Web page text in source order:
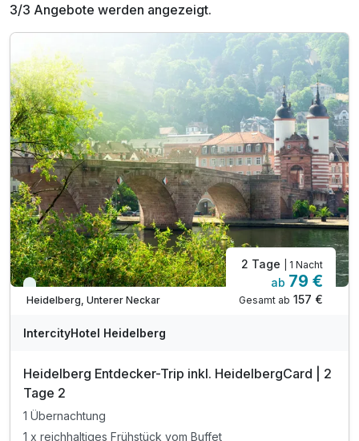
3/3 Angebote werden angezeigt.
Viele Termine frei
Heidelberg, Unterer Neckar
2 Tage | 1 Nacht
ab 79 €
Gesamt ab 157 €
IntercityHotel Heidelberg
Heidelberg Entdecker-Trip inkl. HeidelbergCard | 2
Tage 2
1 Übernachtung
1 x reichhaltiges Frühstück vom Buffet